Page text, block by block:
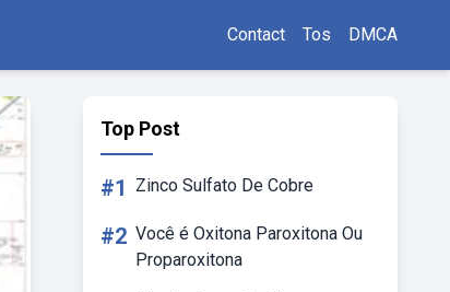
Contact Tos DMCA
Top Post
#1 Zinco Sulfato De Cobre
#2 Você é Oxitona Paroxitona Ou
Proparoxitona